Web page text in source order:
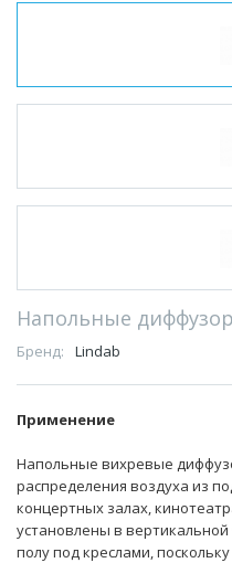
Напольные
Бренд: Lindab
Применение
Напольные вихревые
распределения воздуха из
концертных залах,
установлены в
полу под креслами,